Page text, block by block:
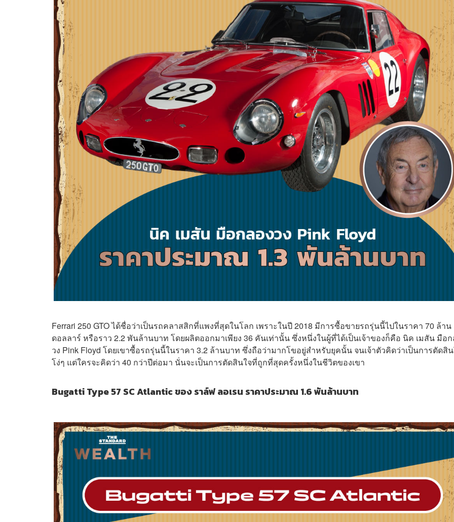
Ferrari 250 GTOได้ชื่อว่าเป็นรถคลาสสิกที่แพงที่สุดในโลก เพราะในปี 2018 มีการซื้อขายรถรุ่นนี้ไปในราคา 70 ล้าน
ดอลลาร์ หรือราว 2.2 พันล้านบาท โดยผลิตออกมาเพียง 36 คันเท่านั้น ซึ่งหนึ่งในผู้ที่ได้เป็นเจ้าของก็คือ นิค เมสัน มือก
วง Pink Floyd โดยเขาซื้อรถรุ่นนี้ในราคา 3.2 ล้านบาท ซึ่งถือว่ามากโขอยู่สำหรับยุคนั้น จนเจ้าตัวคิดว่าเป็นการตัดสิ
โง่ๆ แต่ใครจะคิดว่า 40 กว่าปีต่อมา นั่นจะเป็นการตัดสินใจที่ถูกที่สุดครั้งหนึ่งในชีวิตของเขา
Bugatti Type 57 SC Atlantic ของ ราล์ฟ ลอเรน ราคาประมาณ 1.6 พันล้านบาท